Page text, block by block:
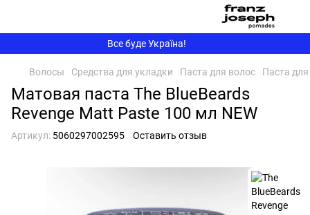
Все буде Україна!
Волосы Средства для укладки Паста для волос Паста для
Матовая паста The BlueBeards
Revenge Matt Paste 100 мл NEW
Артикул: 5060297002595 Оставить отзыв